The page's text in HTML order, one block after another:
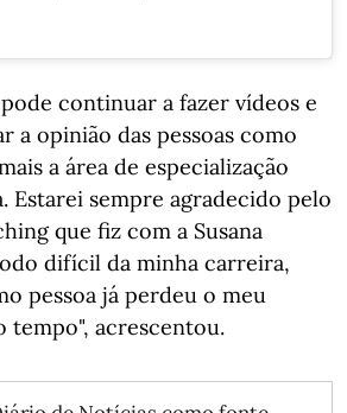
pode continuar a fazer vídeos e
a opinião das pessoas como
a área de especialização
Estarei sempre agradecido pelo
que fiz com a Susana
difícil da minha carreira,
pessoa já perdeu o meu
tempo", acrescentou.